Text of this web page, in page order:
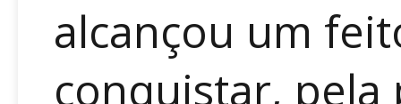
alcançou um
conquistar, pela